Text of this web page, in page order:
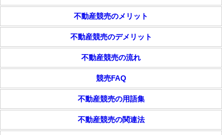
不動産競売のメリット
不動産競売のデメリット
不動産競売の流れ
競売FAQ
不動産競売の用語集
不動産競売の関連法